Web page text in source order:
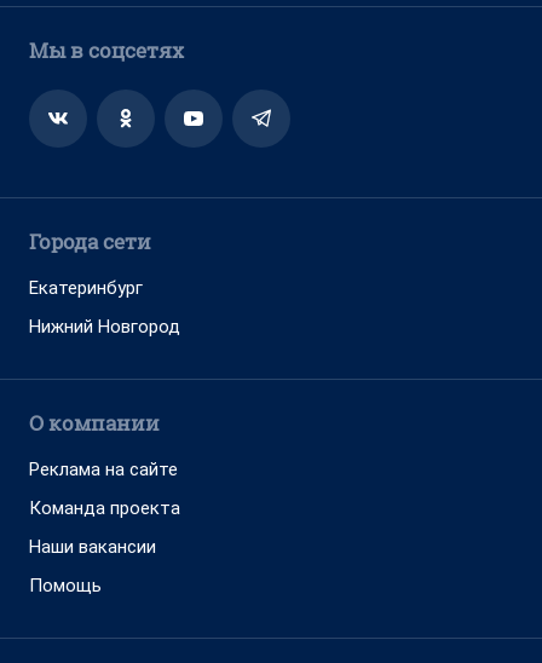
Мы в соцсетях
Города сети
Екатеринбург
Нижний Новгород
О компании
Реклама на сайте
Команда проекта
Наши вакансии
Помощь